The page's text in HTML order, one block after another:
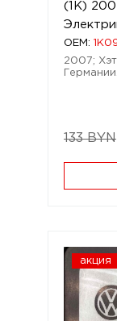
(1K)
OEM:
2007;
Германии.
133 BYN
акция